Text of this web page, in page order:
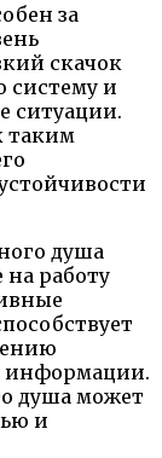
за
скачок
систему и
ситуации.
таким
душа
работу
информации.
душа может
и